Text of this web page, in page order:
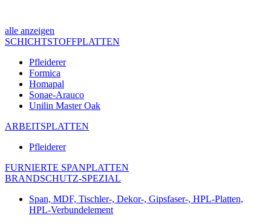
alle anzeigen
SCHICHTSTOFFPLATTEN
Pfleiderer
Formica
Homapal
Sonae-Arauco
Unilin Master Oak
ARBEITSPLATTEN
Pfleiderer
FURNIERTE SPANPLATTEN
BRANDSCHUTZ-SPEZIAL
Span, MDF, Tischler-, Dekor-, Gipsfaser-, HPL-Platten,
HPL-Verbundelement